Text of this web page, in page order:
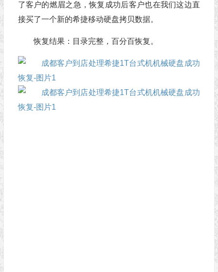
了客户的燃眉之急，恢复成功后客户也在我们这边直
接买了一个新的希捷移动硬盘拷贝数据。
恢复结果：目录完整，百分百恢复。